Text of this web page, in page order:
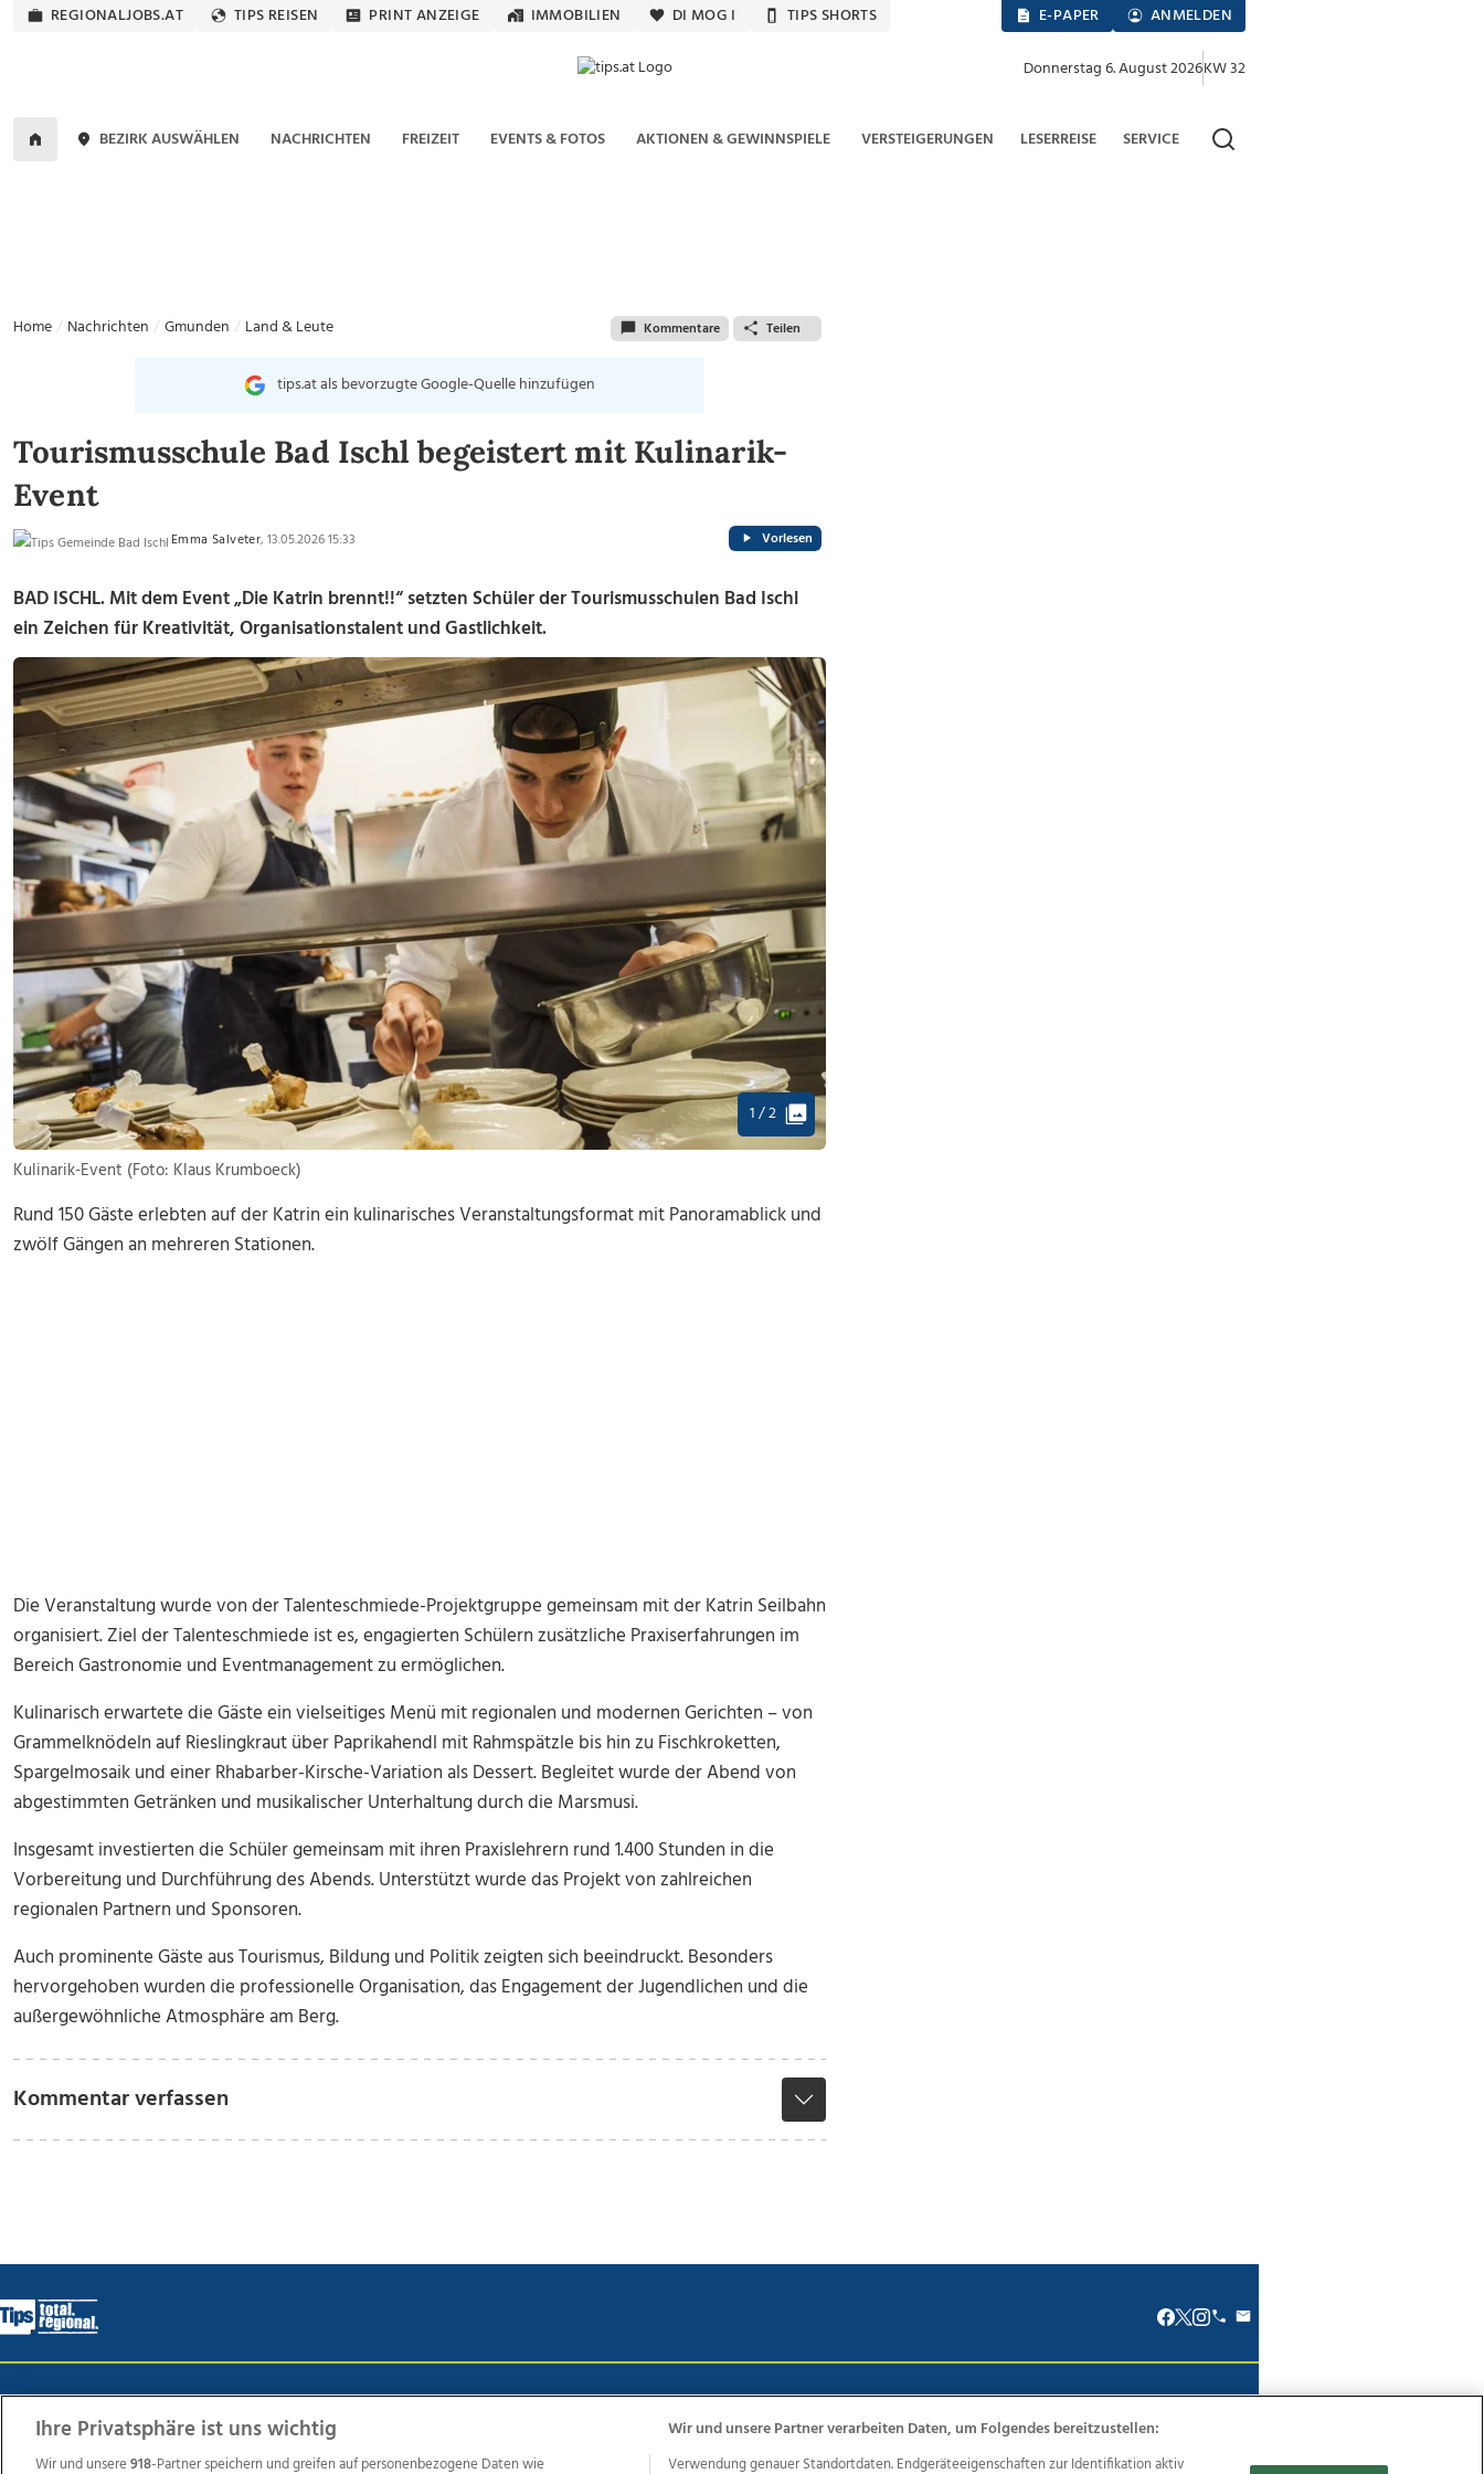
REGIONALJOBS.AT TIPS REISEN PRINT ANZEIGE IMMOBILIEN DI MOG I TIPS SHORTS E-PAPER ANMELDEN
Donnerstag 6. August 2026KW 32
BEZIRK AUSWÄHLEN NACHRICHTEN FREIZEIT EVENTS & FOTOS AKTIONEN & GEWINNSPIELE VERSTEIGERUNGEN LESERREISE SERVICE
Home Nachrichten Gmunden Land & Leute Kommentare Teilen
tips.at als bevorzugte Google-Quelle hinzufügen
Tourismusschule Bad Ischl begeistert mit Kulinarik-
Event
Emma Salveter, 13.05.2026 15:33 Vorlesen
BAD ISCHL. Mit dem Event „Die Katrin brennt!!“ setzten Schüler der Tourismusschulen Bad Ischl
ein Zeichen für Kreativität, Organisationstalent und Gastlichkeit.
1 / 2
Kulinarik-Event (Foto: Klaus Krumboeck)
Rund 150 Gäste erlebten auf der Katrin ein kulinarisches Veranstaltungsformat mit Panoramablick und
zwölf Gängen an mehreren Stationen.
Die Veranstaltung wurde von der Talenteschmiede-Projektgruppe gemeinsam mit der Katrin Seilbahn
organisiert. Ziel der Talenteschmiede ist es, engagierten Schülern zusätzliche Praxiserfahrungen im
Bereich Gastronomie und Eventmanagement zu ermöglichen.
Kulinarisch erwartete die Gäste ein vielseitiges Menü mit regionalen und modernen Gerichten – von
Grammelknödeln auf Rieslingkraut über Paprikahendl mit Rahmspätzle bis hin zu Fischkroketten,
Spargelmosaik und einer Rhabarber-Kirsche-Variation als Dessert. Begleitet wurde der Abend von
abgestimmten Getränken und musikalischer Unterhaltung durch die Marsmusi.
Insgesamt investierten die Schüler gemeinsam mit ihren Praxislehrern rund 1.400 Stunden in die
Vorbereitung und Durchführung des Abends. Unterstützt wurde das Projekt von zahlreichen
regionalen Partnern und Sponsoren.
Auch prominente Gäste aus Tourismus, Bildung und Politik zeigten sich beeindruckt. Besonders
hervorgehoben wurden die professionelle Organisation, das Engagement der Jugendlichen und die
außergewöhnliche Atmosphäre am Berg.
Kommentar verfassen
Ihre Privatsphäre ist uns wichtig
Wir und unsere918-Partner speichern und greifen auf personenbezogene Daten wie
Wir und unsere Partner verarbeiten Daten, um Folgendes bereitzustellen:
Verwendung genauer Standortdaten. Endgeräteeigenschaften zur Identifikation aktiv